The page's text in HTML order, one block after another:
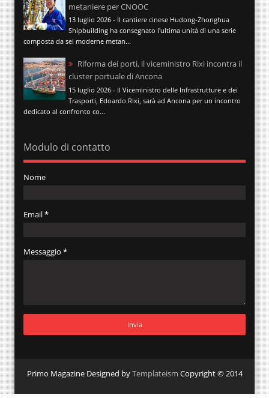
metaniere per CNOOC
13 luglio 2026 - Il cantiere cinese Hudong-Zhonghua
Shipbuilding ha consegnato l'ultima unità di una serie
composta da sei moderne metan...
Riforma dei porti, il viceministro Rixi incontra il
cluster portuale di Ancona
15 luglio 2026 - Il Viceministro delle Infrastrutture e dei
Trasporti, Edoardo Rixi, sarà ad Ancona per un incontro
dedicato al confronto co...
Modulo di contatto
Nome
Email*
Messaggio *
Primo Magazine Designed byTemplateism Copyright © 2014